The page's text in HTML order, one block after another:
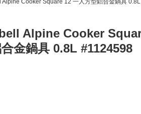
Alpine Cooker
金鍋具 0.8L #1124598